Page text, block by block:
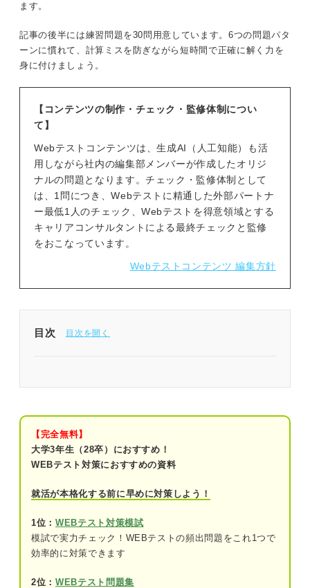
ます。
記事の後半には練習問題を30問用意しています。6つの問題パタ
ーンに慣れて、計算ミスを防ぎながら短時間で正確に解く力を
身に付けましょう。
【コンテンツの制作・チェック・監修体制につい
て】
Webテストコンテンツは、生成AI（人工知能）も活
用しながら社内の編集部メンバーが作成したオリジ
ナルの問題となります。チェック・監修体制として
は、1問につき、Webテストに精通した外部パートナ
ー最低1人のチェック、Webテストを得意領域とする
キャリアコンサルタントによる最終チェックと監修
をおこなっています。
Webテストコンテンツ 編集方針
目次
方の解説付き！
問題2（難易度：★☆☆☆☆）
問題3（難易度：★☆☆☆☆）
問題4（難易度：★☆☆☆☆）
問題5（難易度：★★☆☆☆）
問題6（難易度：★★☆☆☆）
【完全無料】
大学3年生（28卒）におすすめ！
WEBテスト対策におすすめの資料
就活が本格化する前に早めに対策しよう！
1位： WEBテスト対策模試
模試で実力チェック！WEBテストの頻出問題をこれ1つで
効率的に対策できます
2位： WEBテスト問題集